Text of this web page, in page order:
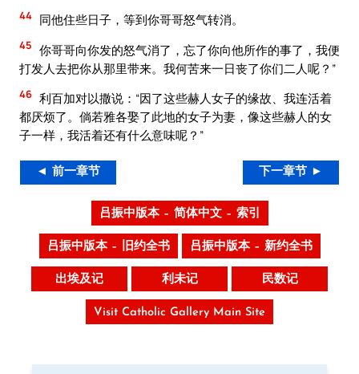
44 同他住些日子，等到你哥哥怒气转消。
45 你哥哥向你发的怒气消了，忘了你向他所作的事了，我便
打发人去把你从那里带来。我何苦来一日丧了你们二人呢？”
46 利百加对以撒说：“因了这些赫人女子的缘故、我连活着
都厌烦了。倘若雅各娶了此地的女子为妻，像这些赫人的女
子一样，我活着还有什么意味呢？”
◄ 前一章节 下一章节 ►
吕振中版本 – 简体中文 – 索引
吕振中版本 – 旧约全书 吕振中版本 – 新约全书
出埃及记 利未记 民数记
Visit Catholic Gallery Main Site